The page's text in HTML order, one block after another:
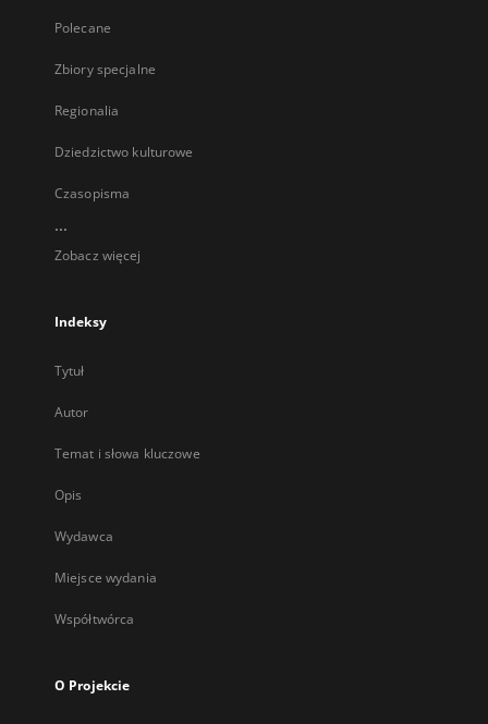
Polecane
Zbiory specjalne
Regionalia
Dziedzictwo kulturowe
Czasopisma
...
Zobacz więcej
Indeksy
Tytuł
Autor
Temat i słowa kluczowe
Opis
Wydawca
Miejsce wydania
Współtwórca
O Projekcie